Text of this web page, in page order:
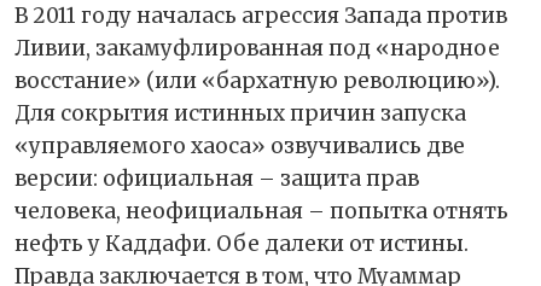
В 2011 году началась агрессия Запада против
Ливии, закамуфлированная под «народное
восстание» (или «бархатную революцию»).
Для сокрытия истинных причин запуска
«управляемого хаоса» озвучивались две
версии: официальная – защита прав
человека, неофициальная – попытка отнять
нефть у Каддафи. Обе далеки от истины.
Правда заключается в том, что Муаммар